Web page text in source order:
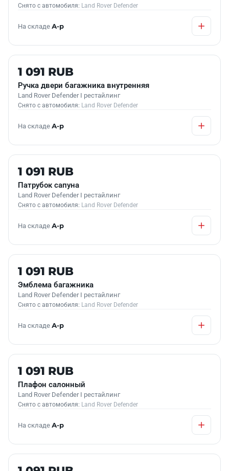
Снято с автомобиля: Land Rover Defender
На складе А-р
Б/У В НАЛИЧИИ
1 091 RUB
Ручка двери багажника внутренняя
Land Rover Defender I рестайлинг
Снято с автомобиля: Land Rover Defender
На складе А-р
Б/У В НАЛИЧИИ
1 091 RUB
Патрубок сапуна
Land Rover Defender I рестайлинг
Снято с автомобиля: Land Rover Defender
На складе А-р
Б/У В НАЛИЧИИ
1 091 RUB
Эмблема багажника
Land Rover Defender I рестайлинг
Снято с автомобиля: Land Rover Defender
На складе А-р
Б/У В НАЛИЧИИ
1 091 RUB
Плафон салонный
Land Rover Defender I рестайлинг
Снято с автомобиля: Land Rover Defender
На складе А-р
Б/У В НАЛИЧИИ